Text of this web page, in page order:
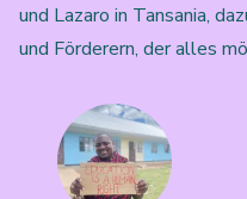
und Lazaro in Tansania,
und Förderern, der alles